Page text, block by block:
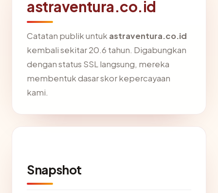
astraventura.co.id
Catatan publik untuk astraventura.co.id
kembali sekitar 20.6 tahun. Digabungkan
dengan status SSL langsung, mereka
membentuk dasar skor kepercayaan
kami.
Snapshot